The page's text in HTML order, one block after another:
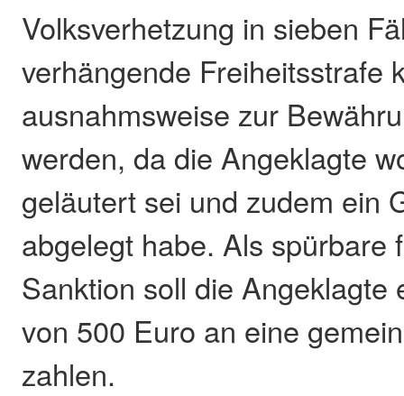
Volksverhetzung in sieben
verhängende Freiheitsstrafe
ausnahmsweise zur
werden, da die Angeklagte
geläutert sei und zudem ein
abgelegt habe. Als spürbare
Sanktion soll die Angeklagte
von 500 Euro an eine
zahlen.